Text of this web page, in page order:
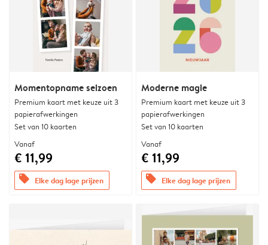
Momentopname seizoen
Premium kaart met keuze uit 3
papierafwerkingen
Set van 10 kaarten
Vanaf
€ 11,99
offers Elke dag lage prijzen
Moderne magie
Premium kaart met keuze uit 3
papierafwerkingen
Set van 10 kaarten
Vanaf
€ 11,99
offers Elke dag lage prijzen